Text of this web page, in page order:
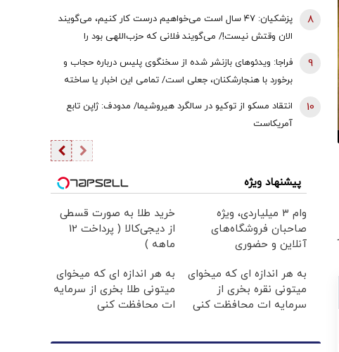
پزشکیان: ۴۷ سال است می‌خواهیم درست کار کنیم، می‌گویند
الان وقتش نیست!/ می‌گویند فلانی که حزب‌اللهی بود را
8
فراجا: ویدئوهای بازنشر شده از سخنگوی پلیس درباره حجاب و
برخورد با هنجارشکنان، جعلی است/ تمامی این اخبار یا ساخته
هوش مصنوعی هستند یا به گذشته تعلق دارند
9
انتقاد مسکو از توکیو در سالگرد هیروشیما/ مدودف: ژاپن تابع
آمریکاست
10
پیشنهاد ویژه
وام ۳ میلیاردی، ویژه
صاحبان فروشگاه‌های
آنلاین و حضوری
خرید طلا به صورت قسطی
از دیجی‌کالا ( پرداخت 12
ماهه )
به هر اندازه ای که میخوای
میتونی نقره بخری از
سرمایه ات محافظت کنی
به هر اندازه ای که میخوای
میتونی طلا بخری از سرمایه
ات محافظت کنی